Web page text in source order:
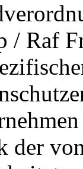
/ Raf
der